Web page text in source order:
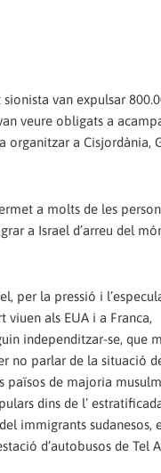
van expulsar
veure obligats a
organitzar a Cisjordània,
a molts de les
a Israel d’arreu del
per la pressió i
viuen als EUA i a Franca,
independitzar-se, que
no parlar de la situació
països de majoria
dins de l’
immigrants
d’autobusos de Tel